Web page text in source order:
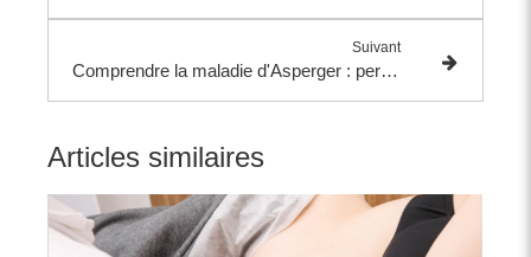
Suivant
Comprendre la maladie d'Asperger : perspectives et prise en charge
Articles similaires